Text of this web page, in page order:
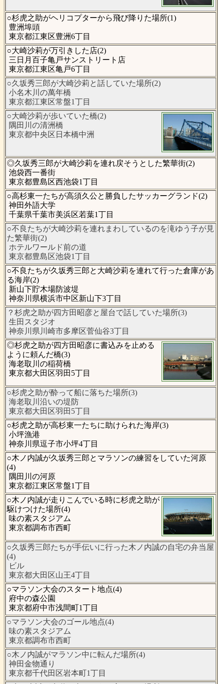
○杉虎之助がヘリコプターから飛び降りた場所(1)
豊洲埠頭
東京都江東区豊洲6丁目
○大崎沙莉が万引きした店(2)
三日月百子亀戸サンストリート店
東京都江東区亀戸6丁目
○久坂秀三郎が大崎沙莉と話していた場所(2)
小名木川の萬年橋
東京都江東区常盤1丁目
○大崎沙莉が歩いていた橋(2)
隅田川の清洲橋
東京都中央区日本橋中洲
◎久坂秀三郎が大崎沙莉を連れ戻そうとした繁華街(2)
池袋西一番街
東京都豊島区西池袋1丁目
○高杉東一たちが高須久公と勝負したサッカーグランド(2)
神田外語大学
千葉県千葉市美浜区若葉1丁目
○不良たちが大崎沙莉を連れまわしているのを滝ゆう子が見
た繁華街(2)
ホテルワールド前の道
東京都豊島区池袋1丁目
○不良たちが久坂秀三郎と大崎沙莉を連れて行った倉庫があ
る海岸(2)
新山下貯木場防波堤
神奈川県横浜市中区新山下3丁目
？杉虎之助が四方田昭彦と屋台で話していた場所(3)
生田スタジオ
神奈川県川崎市多摩区菅仙谷3丁目
◎杉虎之助が四方田昭彦に書込みを止める
ように頼んだ橋(3)
海老取川の稲荷橋
東京都大田区羽田5丁目
○杉虎之助が酔って船に落ちた場所(3)
海老取川沿いの堤防
東京都大田区羽田5丁目
○杉虎之助が高杉東一たちに助けられた海岸(3)
小坪漁港
神奈川県逗子市小坪4丁目
○木ノ内誠が久坂秀三郎とマラソンの練習をしていた河原
(4)
隅田川の河原
東京都江東区常盤1丁目
○木ノ内誠が走りこんでいる時に杉虎之助が
駆けつけた場所(4)
味の素スタジアム
東京都調布市西町
○久坂秀三郎たちが手伝いに行った木ノ内誠の自宅の弁当屋
(4)
ビル
東京都大田区山王4丁目
○マラソン大会のスタート地点(4)
府中の森公園
東京都府中市浅間町1丁目
○マラソン大会のゴール地点(4)
味の素スタジアム
東京都調布市西町
○木ノ内誠がマラソン中に転んだ場所(4)
神田金物通り
東京都千代田区岩本町1丁目